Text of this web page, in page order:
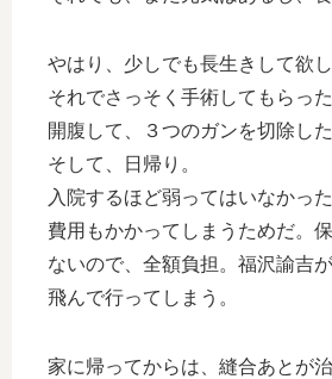
やはり、少しでも長生きして欲し
それでさっそく手術してもらった
開腹して、３つのガンを切除した
そして、日帰り。
入院するほど弱ってはいなかっ
費用もかかってしまうためだ。
ないので、全額負担。福沢諭吉
飛んで行ってしまう。
家に帰ってからは、縫合あとが